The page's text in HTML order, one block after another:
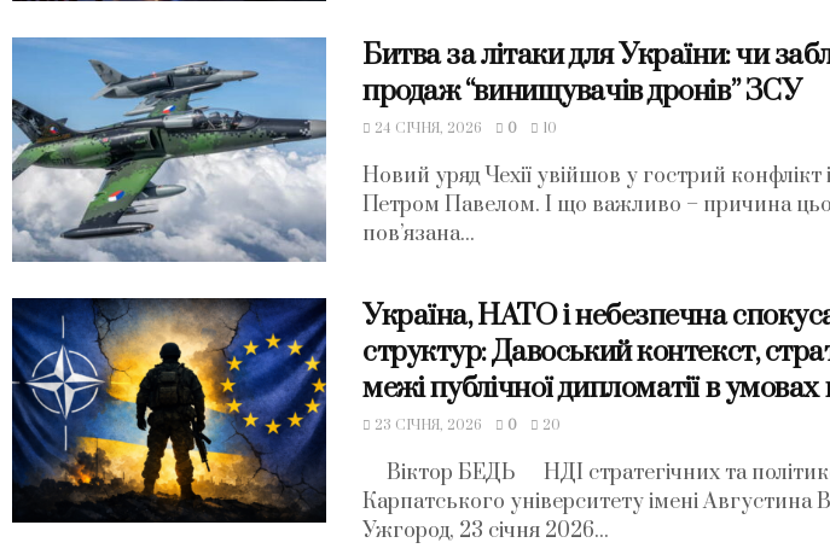
Битва за літаки для України: чи
продаж “винищувачів дронів” ЗСУ
24 СІЧНЯ, 2026 0 10
Новий уряд Чехії увійшов у гострий конфлікт
Петром Павелом. І що важливо – причина
пов’язана...
Україна, НАТО і небезпечна
структур: Давоський контекст,
межі публічної дипломатії в умовах
23 СІЧНЯ, 2026 0 20
Віктор БЕДЬ НДІ стратегічних та
Карпатського університету імені
Ужгород, 23 січня 2026...